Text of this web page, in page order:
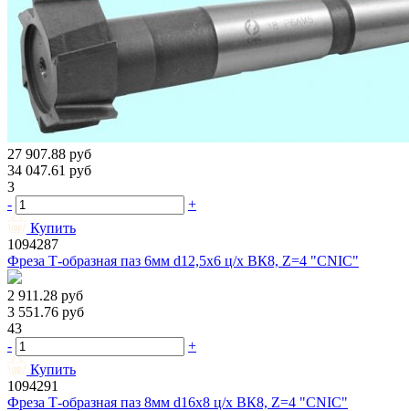
27 907.88 руб
34 047.61 руб
3
-
+
Купить
1094287
Фреза Т-образная паз 6мм d12,5х6 ц/х ВК8, Z=4 "CNIC"
2 911.28 руб
3 551.76 руб
43
-
+
Купить
1094291
Фреза Т-образная паз 8мм d16х8 ц/х ВК8, Z=4 "CNIC"